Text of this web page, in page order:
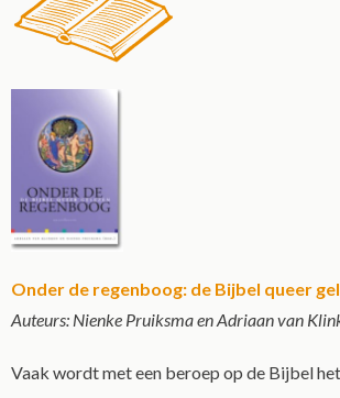
Onder de regenboog: de Bijbel queer
Auteurs: Nienke Pruiksma en Adriaan van
Vaak wordt met een beroep op de Bijbel